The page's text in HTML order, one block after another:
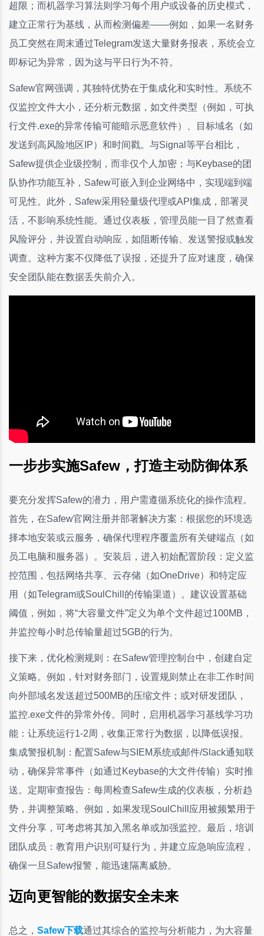
超限；而机器学习算法则学习每个用户或设备的历史模式，
建立正常行为基线，从而检测偏差——例如，如果一名财务
员工突然在周末通过Telegram发送大量财务报表，系统会立
即标记为异常，因为这与平日行为不符。
Safew官网强调，其独特优势在于集成化和实时性。系统不
仅监控文件大小，还分析元数据，如文件类型（例如，可执
行文件.exe的异常传输可能暗示恶意软件）、目标域名（如
发送到高风险地区IP）和时间戳。与Signal等平台相比，
Safew提供企业级控制，而非仅个人加密；与Keybase的团
队协作功能互补，Safew可嵌入到企业网络中，实现端到端
可见性。此外，Safew采用轻量级代理或API集成，部署灵
活，不影响系统性能。通过仪表板，管理员能一目了然查看
风险评分，并设置自动响应，如阻断传输、发送警报或触发
调查。这种方案不仅降低了误报，还提升了应对速度，确保
安全团队能在数据丢失前介入。
一步步实施Safew，打造主动防御体系
要充分发挥Safew的潜力，用户需遵循系统化的操作流程。
首先，在Safew官网注册并部署解决方案：根据您的环境选
择本地安装或云服务，确保代理程序覆盖所有关键端点（如
员工电脑和服务器）。安装后，进入初始配置阶段：定义监
控范围，包括网络共享、云存储（如OneDrive）和特定应
用（如Telegram或SoulChill的传输渠道）。建议设置基础
阈值，例如，将“大容量文件”定义为单个文件超过100MB，
并监控每小时总传输量超过5GB的行为。
接下来，优化检测规则：在Safew管理控制台中，创建自定
义策略。例如，针对财务部门，设置规则禁止在非工作时间
向外部域名发送超过500MB的压缩文件；或对研发团队，
监控.exe文件的异常外传。同时，启用机器学习基线学习功
能：让系统运行1-2周，收集正常行为数据，以降低误报。
集成警报机制：配置Safew与SIEM系统或邮件/Slack通知联
动，确保异常事件（如通过Keybase的大文件传输）实时推
送。定期审查报告：每周检查Safew生成的仪表板，分析趋
势，并调整策略。例如，如果发现SoulChill应用被频繁用于
文件分享，可考虑将其加入黑名单或加强监控。最后，培训
团队成员：教育用户识别可疑行为，并建立应急响应流程，
确保一旦Safew报警，能迅速隔离威胁。
迈向更智能的数据安全未来
总之， Safew下载通过其综合的监控与分析能力，为大容量